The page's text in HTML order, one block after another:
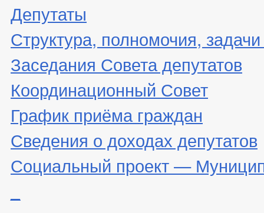
Депутаты
Структура, полномочия,
Заседания Совета депутатов
Координационный Совет
График приёма граждан
Сведения о доходах депутатов
Социальный проект —